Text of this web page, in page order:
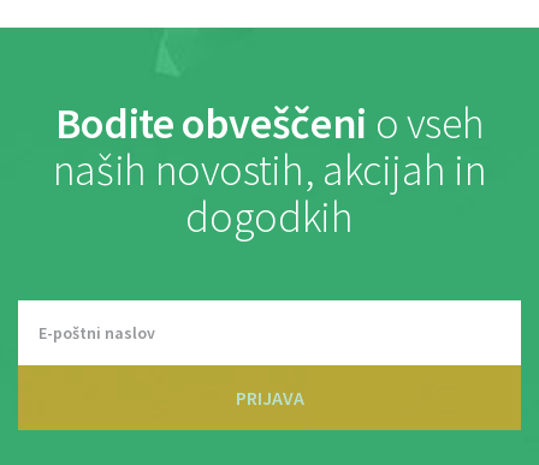
Bodite obveščeni o vseh
naših novostih, akcijah in
dogodkih
PRIJAVA